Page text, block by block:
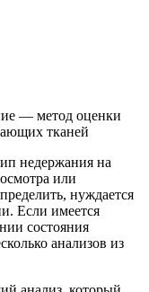
— метод оценки
тканей
недержания на
или
нуждается
Если имеется
состояния
анализов из